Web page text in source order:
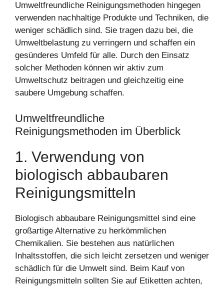
Umweltfreundliche Reinigungsmethoden hingegen
verwenden nachhaltige Produkte und Techniken, die
weniger schädlich sind. Sie tragen dazu bei, die
Umweltbelastung zu verringern und schaffen ein
gesünderes Umfeld für alle. Durch den Einsatz
solcher Methoden können wir aktiv zum
Umweltschutz beitragen und gleichzeitig eine
saubere Umgebung schaffen.
Umweltfreundliche
Reinigungsmethoden im Überblick
1. Verwendung von
biologisch abbaubaren
Reinigungsmitteln
Biologisch abbaubare Reinigungsmittel sind eine
großartige Alternative zu herkömmlichen
Chemikalien. Sie bestehen aus natürlichen
Inhaltsstoffen, die sich leicht zersetzen und weniger
schädlich für die Umwelt sind. Beim Kauf von
Reinigungsmitteln sollten Sie auf Etiketten achten,